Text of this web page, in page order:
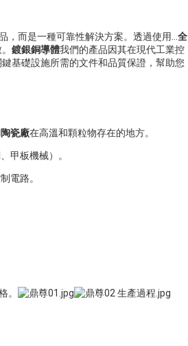
，而是一種可靠性解決方案。透過使用…全
鍍銀銅導體我們的產品因其在現代工業控
基礎設施所需的文件和品質保證，幫助您
瓷廠在高溫和顆粒物存在的地方。
甲板機械）。
電路。
。